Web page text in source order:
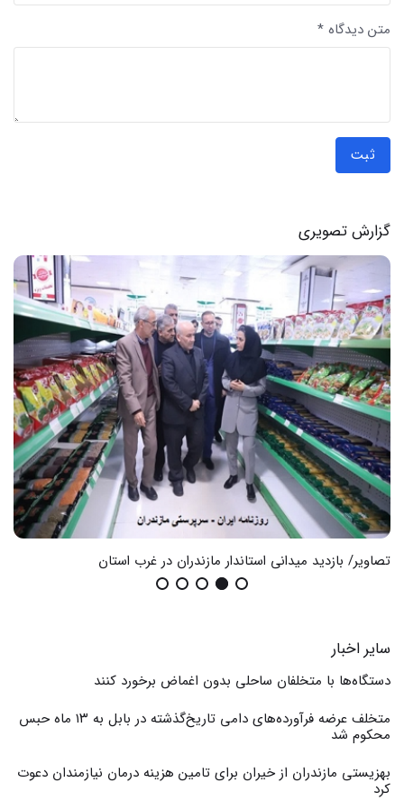
متن دیدگاه *
ثبت
گزارش تصویری
گزارش تصویری / اثرات تخریب اموال عمومی
سایر اخبار
دستگاه‌ها با متخلفان ساحلی بدون اغماض برخورد کنند
متخلف عرضه فرآورده‌های دامی تاریخ‌گذشته در بابل به ۱۳ ماه حبس
محکوم شد
بهزیستی مازندران از خیران برای تامین هزینه درمان نیازمندان دعوت
کرد